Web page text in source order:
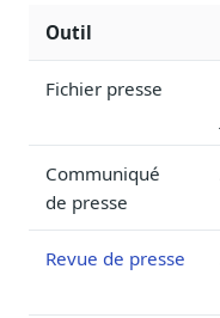
Guides pratiques
17 guides sur le
Blog & Podcast
Analyses, méthodes,
Lexique
1027 termes
Glossaire affaires
Outil
Fichier presse
Communiqué
de presse
Revue de presse